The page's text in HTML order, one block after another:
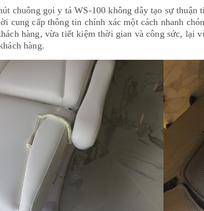
chuông gọi y tá WS-100 không dây tạo sự thuận
cung cấp thông tin chính xác một cách nhanh
hàng, vừa tiết kiệm thời gian và công sức, lại
hàng.